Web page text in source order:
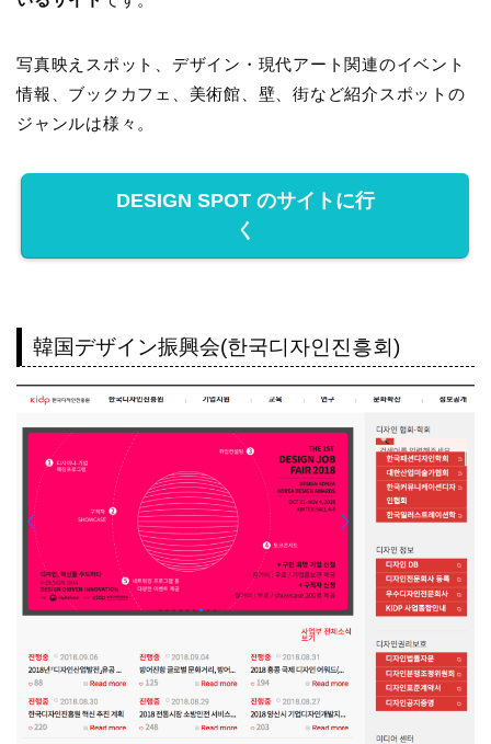
写真映えスポット、デザイン・現代アート関連のイベント
情報、ブックカフェ、美術館、壁、街など紹介スポットの
ジャンルは様々。
DESIGN SPOT のサイトに行
く
韓国デザイン振興会(한국디자인진흥회)